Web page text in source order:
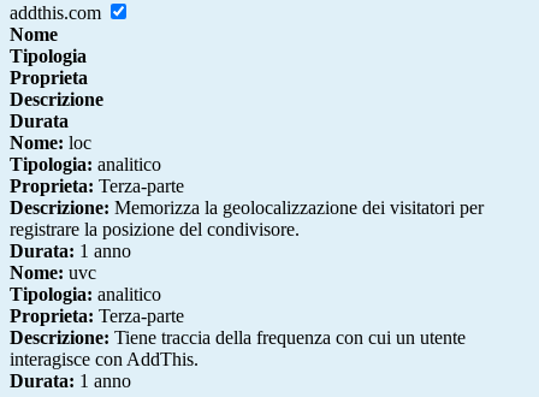
addthis.com
Nome
Tipologia
Proprieta
Descrizione
Durata
Nome: loc
Tipologia: analitico
Proprieta: Terza-parte
Descrizione: Memorizza la geolocalizzazione dei visitatori per
registrare la posizione del condivisore.
Durata: 1 anno
Nome: uvc
Tipologia: analitico
Proprieta: Terza-parte
Descrizione: Tiene traccia della frequenza con cui un utente
interagisce con AddThis.
Durata: 1 anno